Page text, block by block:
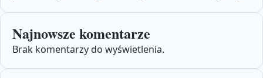
Najnowsze komentarze
Brak komentarzy do wyświetlenia.